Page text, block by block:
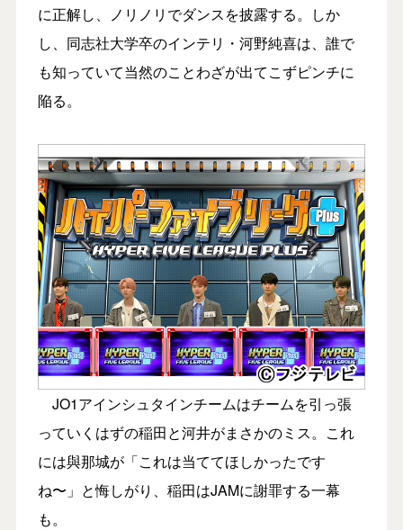
に正解し、ノリノリでダンスを披露する。しか
し、同志社大学卒のインテリ・河野純喜は、誰で
も知っていて当然のことわざが出てこずピンチに
陥る。
JO1アインシュタインチームはチームを引っ張
っていくはずの稲田と河井がまさかのミス。これ
には與那城が「これは当ててほしかったです
ね〜」と悔しがり、稲田はJAMに謝罪する一幕
も。